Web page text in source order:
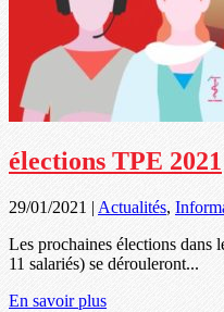
élections TPE 2021
29/01/2021 | Actualités,
Les prochaines élections dans
11 salariés) se dérouleront...
En savoir plus